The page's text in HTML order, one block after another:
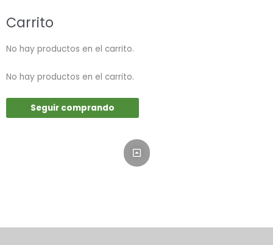
Carrito
No hay productos en el carrito.
No hay productos en el carrito.
Seguir comprando